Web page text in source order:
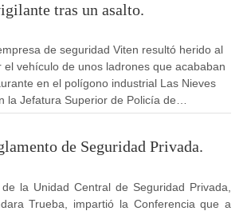
tras un asalto.
de seguridad Viten resultó herido al
el vehículo de unos ladrones que acababan
en el polígono industrial Las Nieves
la Jefatura Superior de Policía de…
de Seguridad Privada.
la Unidad Central de Seguridad Privada,
Trueba, impartió la Conferencia que a